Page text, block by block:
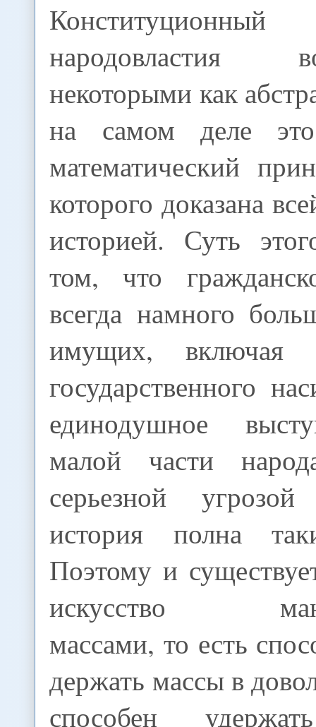
народовластия
некоторыми как
на самом деле
математический
которого доказана
историей. Суть
том, что
всегда намного
имущих, включая
государственного
единодушное
малой части
серьезной
история полна
Поэтому и
искусство
массами, то есть
держать массы в
способен